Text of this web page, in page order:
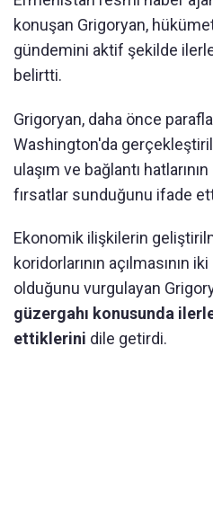
konuşan Grigoryan,
gündemini aktif şekilde
belirtti.
Grigoryan, daha önce
Washington'da
ulaşım ve bağlantı
fırsatlar sunduğunu ifade
Ekonomik ilişkilerin
koridorlarının açılmasının
olduğunu vurgulayan
güzergahı konusunda
ettiklerini dile getirdi.